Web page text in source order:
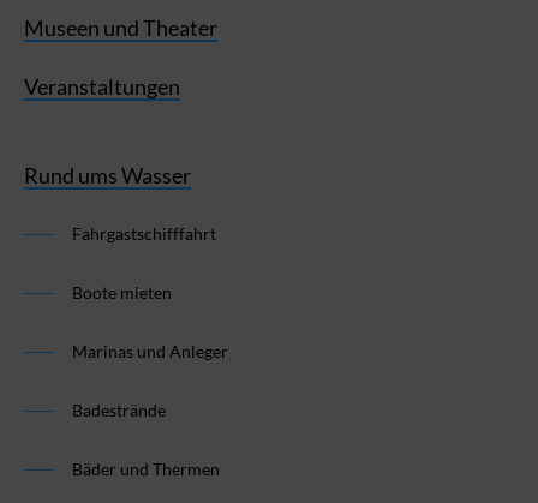
Museen und Theater
Veranstaltungen
Rund ums Wasser
Fahrgastschifffahrt
Boote mieten
Marinas und Anleger
Badestrände
Bäder und Thermen